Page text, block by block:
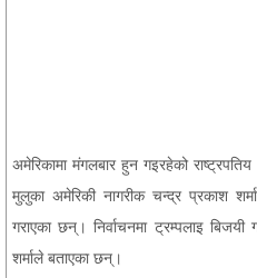
अमेरिकामा मंगलबार हुन गइरहेको राष्ट्रपतिय
मुलुका अमेरिकी नागरीक चन्द्र प्रकाश
गराएका छन्। निर्वाचनमा ट्रम्पलाइ बिजयी
शर्माले बताएका छन्।